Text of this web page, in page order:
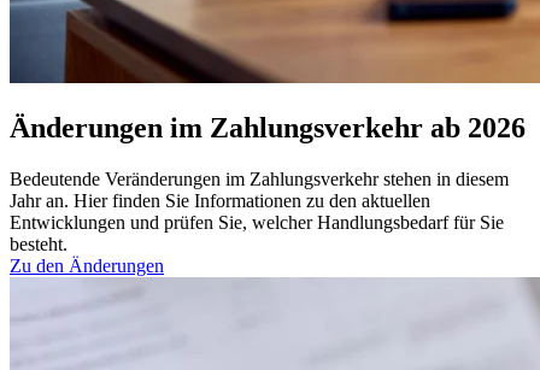
Änderungen im Zahlungs­verkehr ab 2026
Bedeutende Veränderungen im Zahlungsverkehr stehen in diesem
Jahr an. Hier finden Sie Informationen zu den aktuellen
Entwicklungen und prüfen Sie, welcher Handlungsbedarf für Sie
besteht.
Zu den Änderungen